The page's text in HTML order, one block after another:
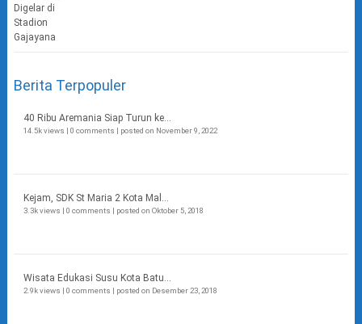
Berita Terpopuler
40 Ribu Aremania Siap Turun ke...
14.5k views | 0 comments | posted on November 9, 2022
Kejam, SDK St Maria 2 Kota Mal...
3.3k views | 0 comments | posted on Oktober 5, 2018
Wisata Edukasi Susu Kota Batu...
2.9k views | 0 comments | posted on Desember 23, 2018